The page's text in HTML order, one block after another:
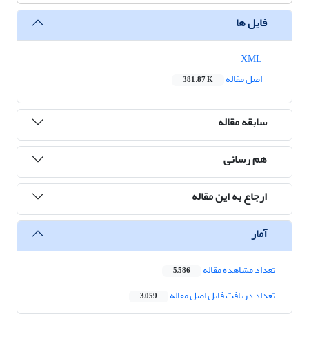
فایل ها
اصل مقاله
381.87 K
سابقه مقاله
هم رسانی
ارجاع به این مقاله
آمار
تعداد مشاهده مقاله 5,586
تعداد دریافت فایل اصل مقاله 3,059